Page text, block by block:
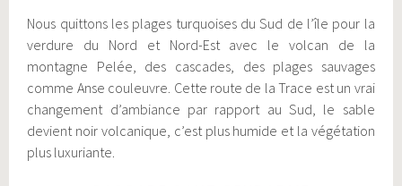
Nous quittons les plages turquoises du Sud de l’île pour la
verdure du Nord et Nord-Est avec le volcan de la
montagne Pelée, des cascades, des plages sauvages
comme Anse couleuvre. Cette route de la Trace est un vrai
changement d’ambiance par rapport au Sud, le sable
devient noir volcanique, c’est plus humide et la végétation
plus luxuriante.